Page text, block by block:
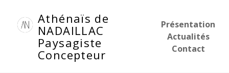
contenu
Athénaïs de
NADAILLAC
Paysagiste
Concepteur
Présentation
Actualités
Contact